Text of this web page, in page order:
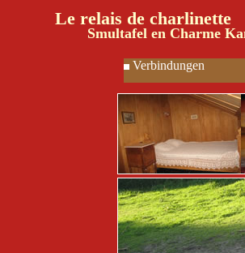
Le relais de charlinette
Smultafel en Charme
Verbindungen